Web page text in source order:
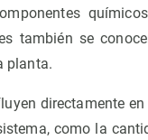
también se
planta.
directamente
como la